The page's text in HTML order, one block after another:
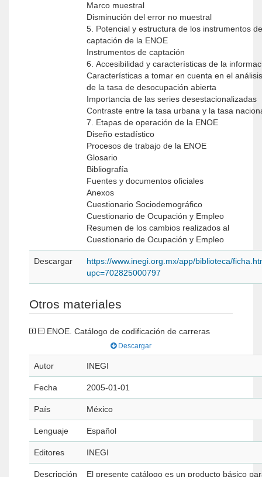
Marco muestral
Disminución del error no muestral
5. Potencial y estructura de los instrumentos de
captación de la ENOE
Instrumentos de captación
6. Accesibilidad y características de la
Características a tomar en cuenta en el análisis
de la tasa de desocupación abierta
Importancia de las series desestacionalizadas
Contraste entre la tasa urbana y la tasa
7. Etapas de operación de la ENOE
Diseño estadístico
Procesos de trabajo de la ENOE
Glosario
Bibliografía
Fuentes y documentos oficiales
Anexos
Cuestionario Sociodemográfico
Cuestionario de Ocupación y Empleo
Resumen de los cambios realizados al
Cuestionario de Ocupación y Empleo
Descargar
https://www.inegi.org.mx/app/biblioteca/
upc=702825000797
Otros materiales
ENOE. Catálogo de codificación de carreras
Descargar
Autor INEGI
Fecha 2005-01-01
País México
Lenguaje Español
Editores INEGI
Descripción
El presente catálogo es un producto básico